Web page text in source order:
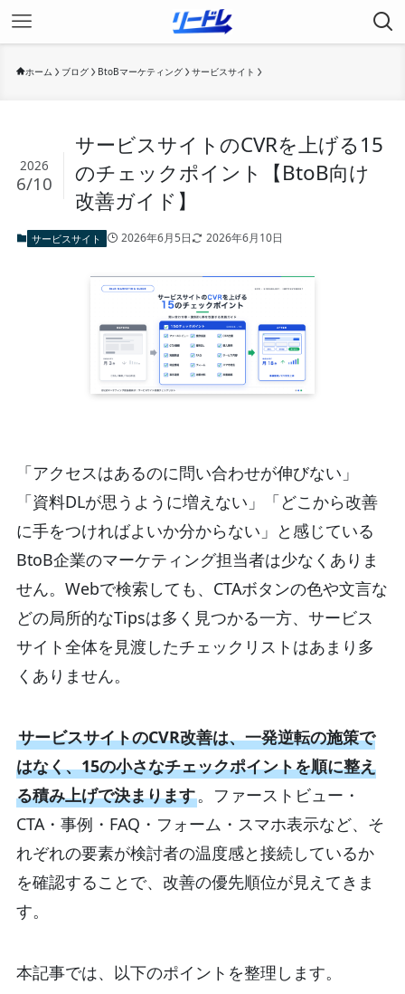
ホーム ブログ BtoBマーケティング サービスサイト
サービスサイトのCVRを上げる15
のチェックポイント【BtoB向け
改善ガイド】
2026
6/10
サービスサイト 2026年6月5日 2026年6月10日
「アクセスはあるのに問い合わせが伸びない」
「資料DLが思うように増えない」「どこから改善
に手をつければよいか分からない」と感じている
BtoB企業のマーケティング担当者は少なくありま
せん。Webで検索しても、CTAボタンの色や文言な
どの局所的なTipsは多く見つかる一方、サービス
サイト全体を見渡したチェックリストはあまり多
くありません。
サービスサイトのCVR改善は、一発逆転の施策で
はなく、15の小さなチェックポイントを順に整え
る積み上げで決まります。ファーストビュー・
CTA・事例・FAQ・フォーム・スマホ表示など、そ
れぞれの要素が検討者の温度感と接続しているか
を確認することで、改善の優先順位が見えてきま
す。
本記事では、以下のポイントを整理します。